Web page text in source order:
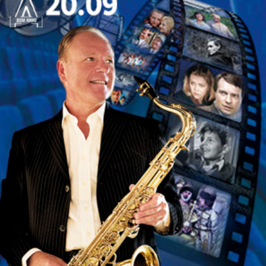
русской культуры!
ЭКСКУРСИЯпройдёт в самом дворце-усадьбе
Державина по адресу - Набережная реки
Фонтанки 118 (Сбор зрителей на экскурсиюв
17:00- в холле концертного сада).Концерт- в
усадебном саду музея Державина.
Для посетителей концерта в усадебном саду
музея Державина - вход через сад мимо кафе
«Оранжерея» и под арку.
Концерт будет проходить в саду под открытым
небом. В случае дождя или невозможности
проведения концерта из-за погодных условий,
концерт будет перенесён в парадный зал музея-
усадьбы Г. Р. Державина.